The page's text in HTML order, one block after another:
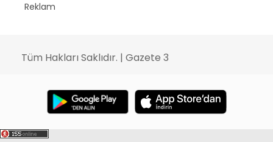
Reklam
Tüm Hakları Saklıdır. | Gazete 3